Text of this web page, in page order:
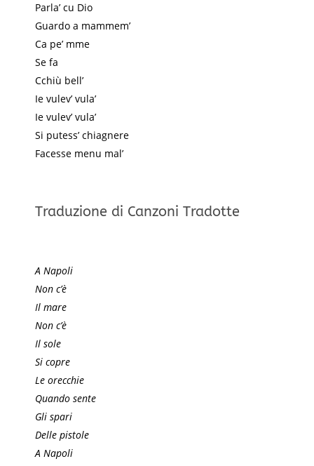
Parla’ cu Dio
Guardo a mammem’
Ca pe’ mme
Se fa
Cchiù bell’
Ie vulev’ vula’
Ie vulev’ vula’
Si putess’ chiagnere
Facesse menu mal’
Traduzione di Canzoni Tradotte
A Napoli
Non c’è
Il mare
Non c’è
Il sole
Si copre
Le orecchie
Quando sente
Gli spari
Delle pistole
A Napoli